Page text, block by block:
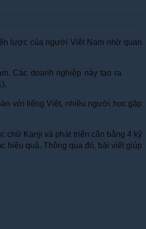
lược của người Việt Nam nhờ quan
Các doanh nghiệp này tạo ra
với tiếng Việt, nhiều người học gặp
chữ Kanji và phát triển cân bằng 4 kỹ
hiệu quả. Thông qua đó, bài viết giúp